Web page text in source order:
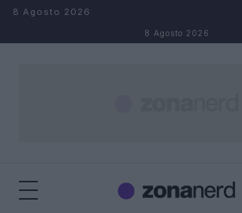
Salta al contenuto
8 Agosto 2026
8 Agosto 2026